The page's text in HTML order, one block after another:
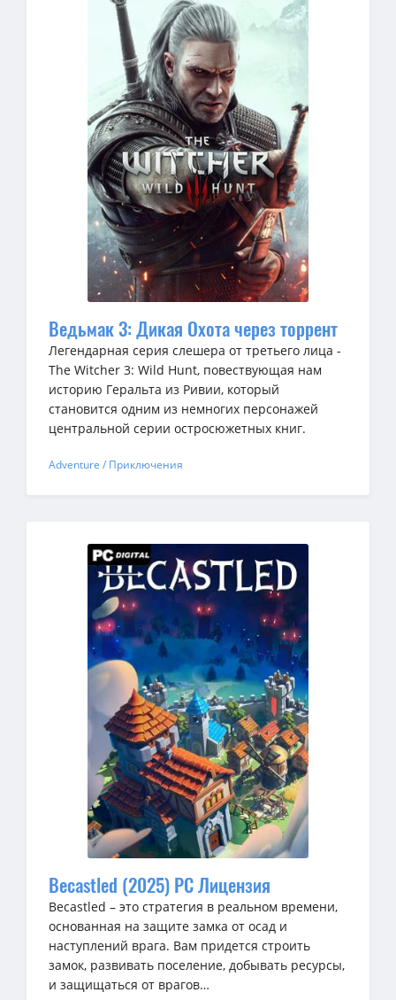
Ведьмак 3: Дикая Охота через торрент
Легендарная серия слешера от третьего лица -
The Witcher 3: Wild Hunt, повествующая нам
историю Геральта из Ривии, который
становится одним из немногих персонажей
центральной серии остросюжетных книг.
Adventure / Приключения
Becastled (2025) PC Лицензия
Becastled – это стратегия в реальном времени,
основанная на защите замка от осад и
наступлений врага. Вам придется строить
замок, развивать поселение, добывать ресурсы,
и защищаться от врагов…